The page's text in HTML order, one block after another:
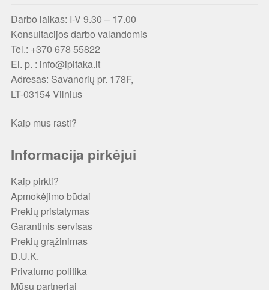
Darbo laikas: I-V 9.30 – 17.00
Konsultacijos darbo valandomis
Tel.: +370 678 55822
El. p. : info@ipitaka.lt
Adresas: Savanorių pr. 178F,
LT-03154 Vilnius
Kaip mus rasti?
Informacija pirkėjui
Kaip pirkti?
Apmokėjimo būdai
Prekių pristatymas
Garantinis servisas
Prekių grąžinimas
D.U.K.
Privatumo politika
Mūsų partneriai